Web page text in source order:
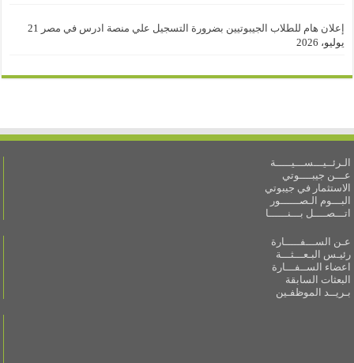
إعلان هام للطلاب الجيبوتيين بضرورة التسجيل علي منصة ادرس في مصر 21
يوليو، 2026
الـرئــيـــســـيـــــة
عـــن جيبــــوتي
الاستثمار في جيبوتي
البـــوم الـصــــــور
اتـــصــــل بـــنــــــا
عـن الســـفـــــارة
رئيـس البـعـــثـــة
اعضاء الســفـــارة
البعثات السابقة
بـريــد الموظفـين